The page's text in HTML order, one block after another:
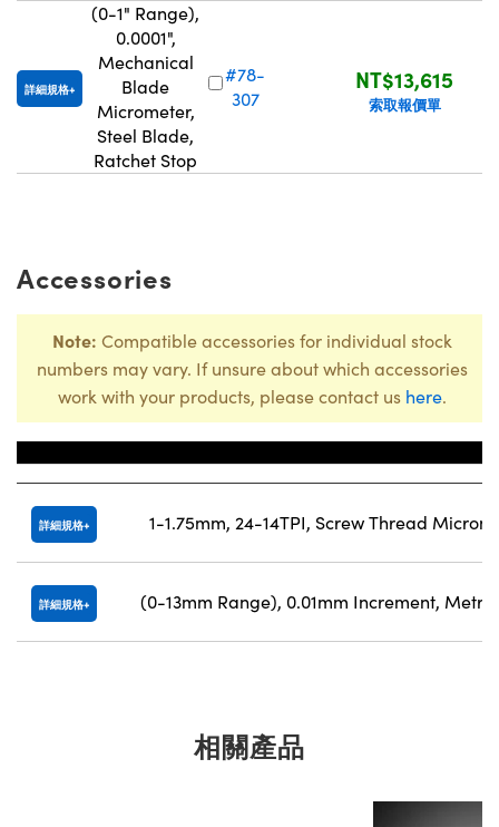
詳細規格
(0-1" Range),
0.0001",
Mechanical
Blade
Micrometer,
Steel Blade,
Ratchet Stop
#78-
307
NT$13,615
索取報價單
Accessories
Note: Compatible accessories for individual stock
numbers may vary. If unsure about which accessories
work with your products, please contact us here.
詳細規格 1-1.75mm, 24-14TPI, Screw Thread
詳細規格 (0-13mm Range), 0.01mm Increment,
相關產品